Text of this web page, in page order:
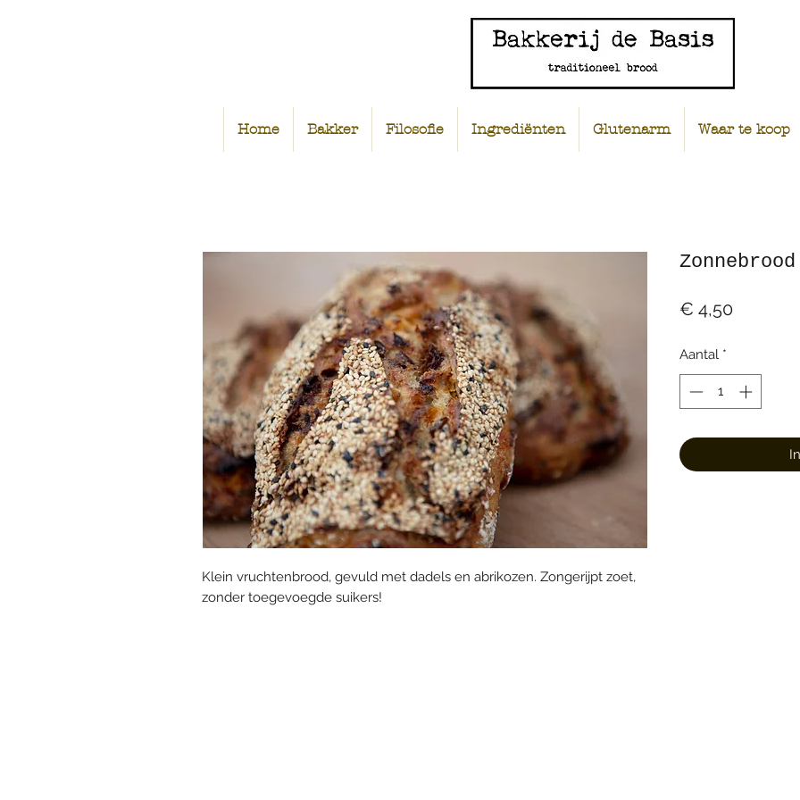
Home Bakker Filosofie Ingrediënten Glutenarm Waar te koop
Klein vruchtenbrood, gevuld met dadels en abrikozen. Zongerijpt zoet,
zonder toegevoegde suikers!
Zonnebrood
€ 4,50Prijs
Aantal *